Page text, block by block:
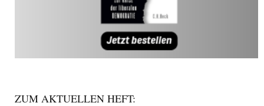
ZUM AKTUELLEN HEFT: